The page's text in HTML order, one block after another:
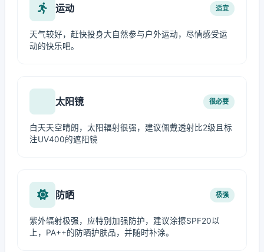
运动 适宜
天气较好，赶快投身大自然参与户外运动，尽情感受运
动的快乐吧。
太阳镜 很必要
白天天空晴朗，太阳辐射很强，建议佩戴透射比2级且标
注UV400的遮阳镜
防晒 极强
紫外辐射极强，应特别加强防护，建议涂擦SPF20以
上，PA++的防晒护肤品，并随时补涂。